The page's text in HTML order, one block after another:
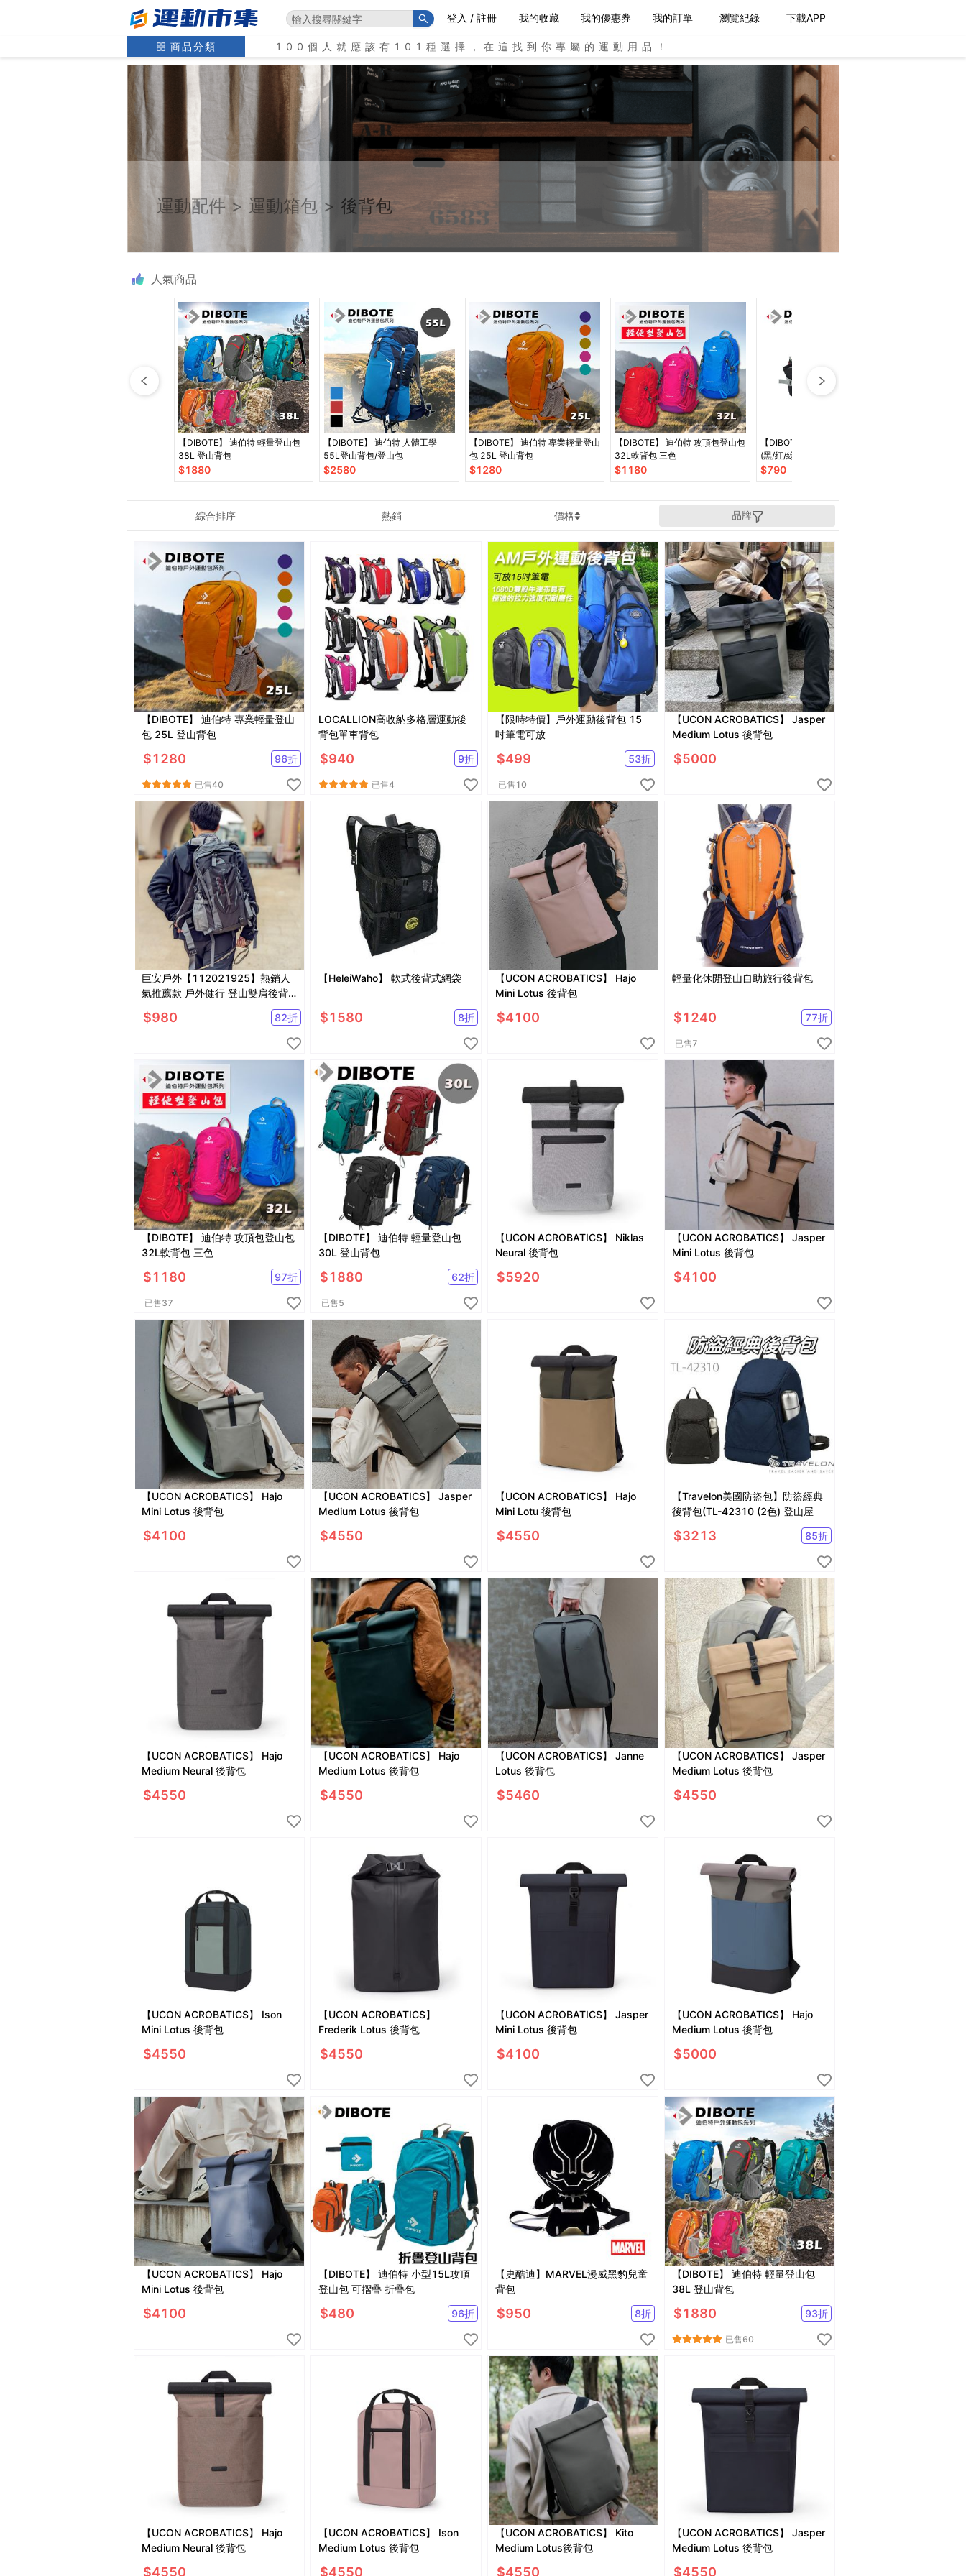
登入 / 註冊 我的收藏 我的優惠券 我的訂單 瀏覽紀錄 下載APP
商品分類 100個人就應該有101種選擇，在這找到你專屬的運動用品！
運動配件 > 運動箱包 > 後背包
人氣商品
【DIBOTE】 迪伯特 輕量登山包
38L 登山背包
$1880
【DIBOTE】 迪伯特 人體工學
55L登山背包/登山包
$2580
【DIBOTE】 迪伯特 專業輕量登山
包 25L 登山背包
$1280
【DIBOTE】 迪伯特 攻頂包登山包
32L軟背包 三色
$1180
【DIBOTE】 迪伯特 輕便透氣腰包
(黑/紅/綠/藍)
$790
綜合排序 熱銷 價格 品牌
【DIBOTE】 迪伯特 專業輕量登山
包 25L 登山背包
$1280 96折
已售40
LOCALLION高收納多格層運動後
背包單車背包
$940 9折
已售4
【限時特價】戶外運動後背包 15
吋筆電可放
$499 53折
已售 10
【UCON ACROBATICS】 Jasper
Medium Lotus 後背包
$5000
巨安戶外【112021925】熱銷人
氣推薦款 戶外健行 登山雙肩後背
$980 82折
【HeleiWaho】 軟式後背式網袋
$1580 8折
【UCON ACROBATICS】 Hajo
Mini Lotus 後背包
$4100
輕量化休閒登山自助旅行後背包
$1240 77折
已售7
【DIBOTE】 迪伯特 攻頂包登山包
32L軟背包 三色
$1180 97折
已售37
【DIBOTE】 迪伯特 輕量登山包
30L 登山背包
$1880 62折
已售5
【UCON ACROBATICS】 Niklas
Neural 後背包
$5920
【UCON ACROBATICS】 Jasper
Mini Lotus 後背包
$4100
【UCON ACROBATICS】 Hajo
Mini Lotus 後背包
$4100
【UCON ACROBATICS】 Jasper
Medium Lotus 後背包
$4550
【UCON ACROBATICS】 Hajo
Mini Lotu 後背包
$4550
【Travelon美國防盜包】防盜經典
後背包(TL-42310 (2色) 登山屋
$3213 85折
【UCON ACROBATICS】 Hajo
Medium Neural 後背包
$4550
【UCON ACROBATICS】 Hajo
Medium Lotus 後背包
$4550
【UCON ACROBATICS】 Janne
Lotus 後背包
$5460
【UCON ACROBATICS】 Jasper
Medium Lotus 後背包
$4550
【UCON ACROBATICS】 Ison
Mini Lotus 後背包
$4550
【UCON ACROBATICS】
Frederik Lotus 後背包
$4550
【UCON ACROBATICS】 Jasper
Mini Lotus 後背包
$4100
【UCON ACROBATICS】 Hajo
Medium Lotus 後背包
$5000
【UCON ACROBATICS】 Hajo
Mini Lotus 後背包
$4100
【DIBOTE】 迪伯特 小型15L攻頂
登山包 可摺疊 折疊包
$480 96折
【史酷迪】MARVEL漫威黑豹兒童
背包
$950 8折
【DIBOTE】 迪伯特 輕量登山包
38L 登山背包
$1880 93折
已售60
【UCON ACROBATICS】 Hajo
Medium Neural 後背包
$4550
【UCON ACROBATICS】 Ison
Medium Lotus 後背包
$4550
【UCON ACROBATICS】 Kito
Medium Lotus後背包
$4550
【UCON ACROBATICS】 Jasper
Medium Lotus 後背包
$4550